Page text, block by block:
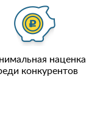
наценка
конкурентов